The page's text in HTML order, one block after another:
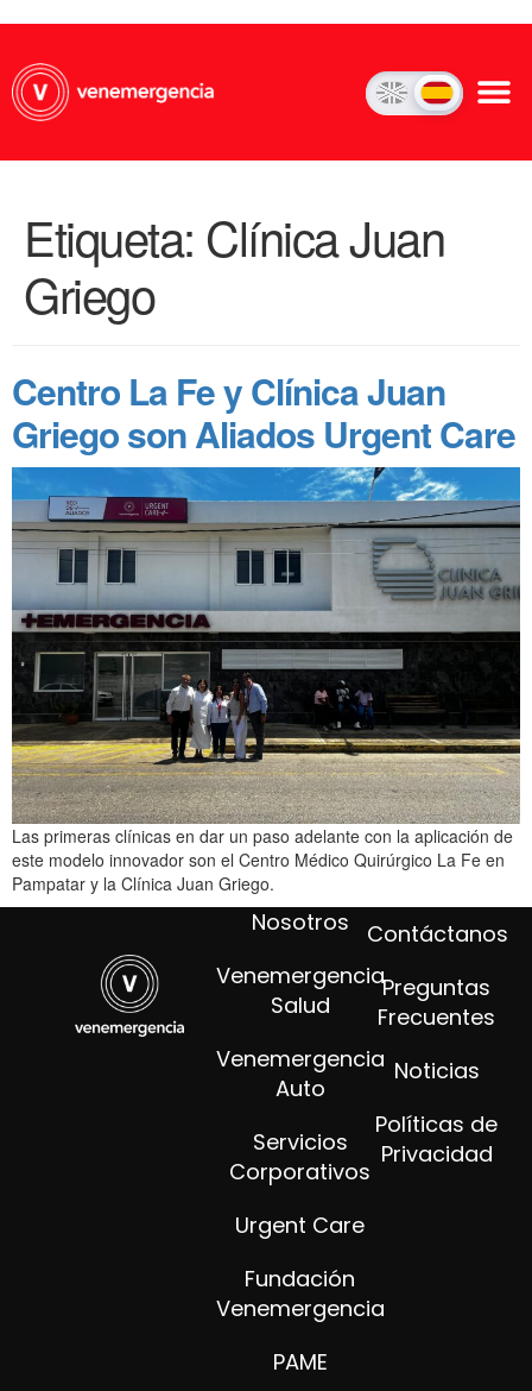
Etiqueta: Clínica Juan
Griego
Centro La Fe y Clínica Juan
Griego son Aliados Urgent Care
Las primeras clínicas en dar un paso adelante con la aplicación de
este modelo innovador son el Centro Médico Quirúrgico La Fe en
Pampatar y la Clínica Juan Griego.
Nosotros
Venemergencia
Salud
Venemergencia
Auto
Servicios
Corporativos
Urgent Care
Fundación
Venemergencia
PAME
Contáctanos
Preguntas
Frecuentes
Noticias
Políticas de
Privacidad